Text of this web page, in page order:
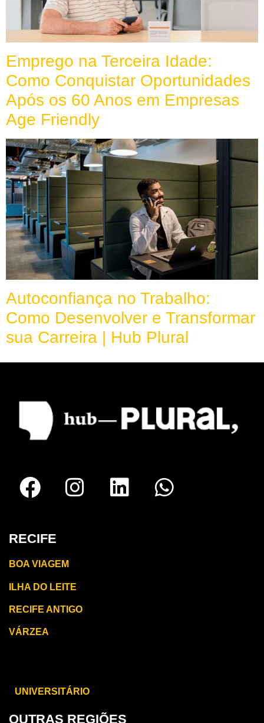
Emprego na Terceira Idade:
Como Conquistar Oportunidades
Após os 60 Anos em Empresas
Age Friendly
Autoconfiança no Trabalho:
Como Desenvolver e Transformar
sua Carreira | Hub Plural
RECIFE
BOA VIAGEM
ILHA DO LEITE
RECIFE ANTIGO
VÁRZEA
UNIVERSITÁRIO
OUTRAS REGIÕES